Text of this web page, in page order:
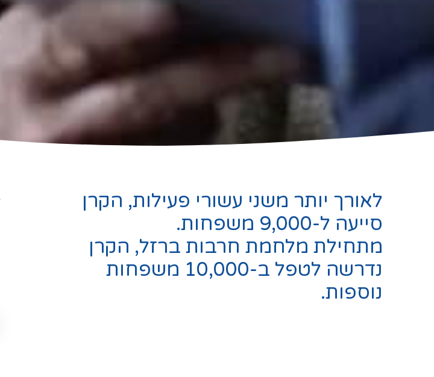
לאורך יותר משני עשורי פעילות, הקרן
סייעה ל-9,000 משפחות.
מתחילת מלחמת חרבות ברזל, הקרן
נדרשה לטפל ב-10,000 משפחות
נוספות.